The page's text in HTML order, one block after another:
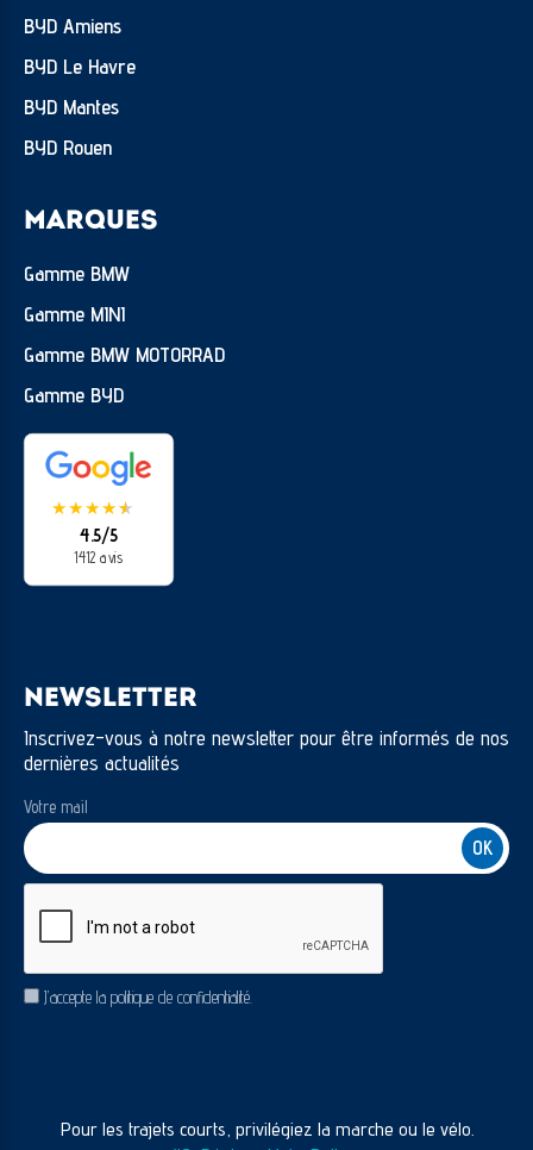
BYD Amiens
BYD Le Havre
BYD Mantes
BYD Rouen
MARQUES
Gamme BMW
Gamme MINI
Gamme BMW MOTORRAD
Gamme BYD
★★★★★
★
4.5/5
1412 avis
NEWSLETTER
Inscrivez-vous à notre newsletter pour être informés de nos
dernières actualités
Votre mail
RGPDJ’accepte la politique de confidentialité.
Pour les trajets courts, privilégiez la marche ou le vélo.